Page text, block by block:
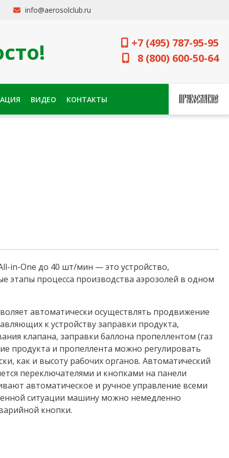
info@aerosolclub.ru
+7 (495) 787-95-95
8 (800) 600-50-64
ВИДЕО КОНТАКТЫ
in-One до 40 шт/мин — это устройство,
этапы процесса производства аэрозолей в одном
автоматически осуществлять продвижение
к устройству заправки продукта,
клапана, заправки баллона пропеллентом (газ
продукта и пропеллента можно регулировать
как и высоту рабочих органов. Автоматический
переключателями и кнопками на панели
автоматическое и ручное управление всеми
ситуации машину можно немедленно
кнопки.